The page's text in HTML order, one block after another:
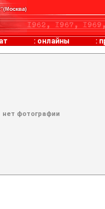
: онлайны :
нет фотографии